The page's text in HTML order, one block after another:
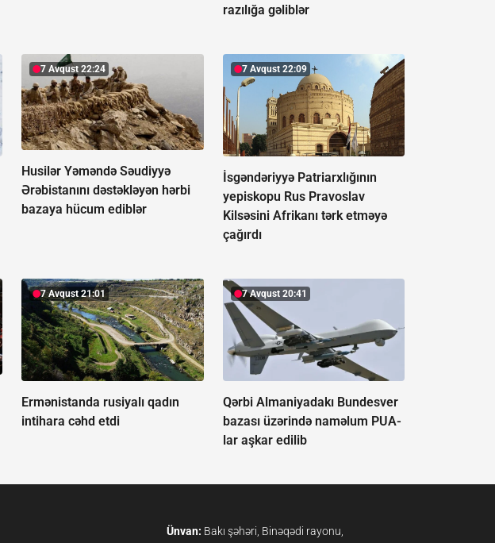
razılığa gəliblər
7 Avqust 22:24
Husilər Yəməndə Səudiyyə
Ərəbistanını dəstəkləyən hərbi
bazaya hücum ediblər
7 Avqust 22:09
İsgəndəriyyə Patriarxlığının
yepiskopu Rus Pravoslav
Kilsəsini Afrikanı tərk etməyə
çağırdı
7 Avqust 21:01
Ermənistanda rusiyalı qadın
intihara cəhd etdi
7 Avqust 20:41
Qərbi Almaniyadakı Bundesver
bazası üzərində naməlum PUA-
lar aşkar edilib
Ünvan: Bakı şəhəri, Binəqədi rayonu,